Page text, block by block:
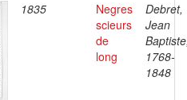
1835
Negres
scieurs
de
long
Debret,
Jean
1768-
1848